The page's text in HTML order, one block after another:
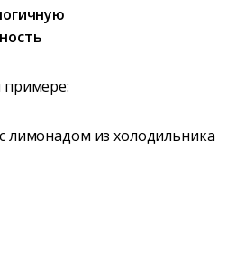
лимонадом из холодильника